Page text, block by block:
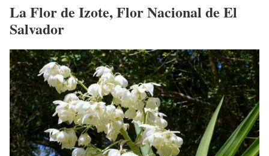
La Flor de Izote, Flor Nacional de El
Salvador